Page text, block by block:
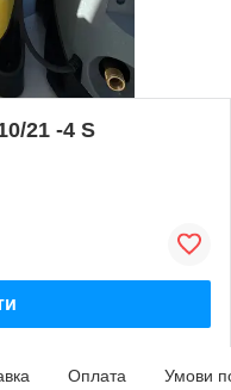
21 -4 S
Оплата Умови